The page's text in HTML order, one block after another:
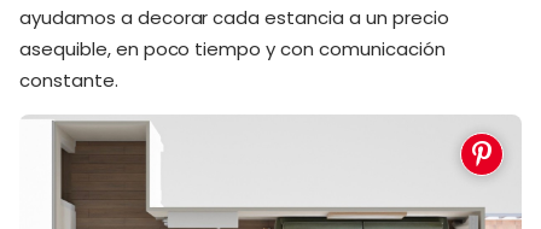
ayudamos a decorar cada estancia a un precio
asequible, en poco tiempo y con comunicación
constante.